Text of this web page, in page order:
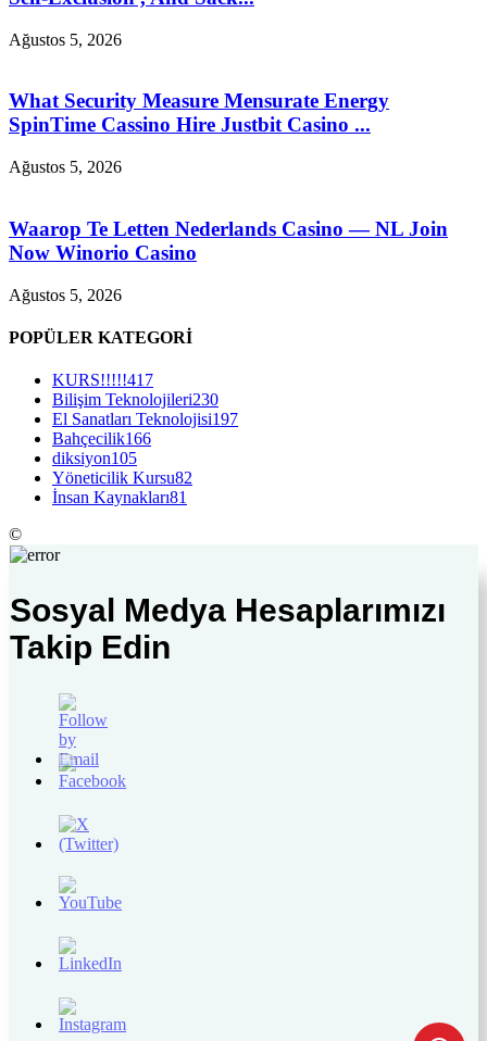
Ağustos 5, 2026
What Security Measure Mensurate Energy
SpinTime Cassino Hire Justbit Casino ...
Ağustos 5, 2026
Waarop Te Letten Nederlands Casino — NL Join
Now Winorio Casino
Ağustos 5, 2026
POPÜLER KATEGORİ
KURS!!!!!417
Bilişim Teknolojileri230
El Sanatları Teknolojisi197
Bahçecilik166
diksiyon105
Yöneticilik Kursu82
İnsan Kaynakları81
©
Sosyal Medya Hesaplarımızı
Takip Edin